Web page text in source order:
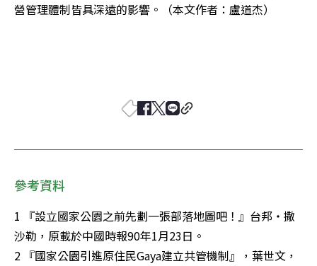
營管理體制皆具深遠的影響。（本文作者：盧道杰）
參考資料
1 『設立國家公園之前先劃一張部落地圖吧！』台邦‧撒
沙勒，原載於中國時報90年1月23日。
2 『國家公園引進原住民Gaya建立共管機制』，葉世文，